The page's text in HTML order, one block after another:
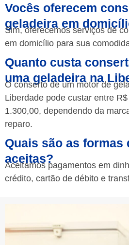
Vocês oferecem
geladeira em
Sim, oferecemos serviços de
em domicílio para sua
Quanto custa
uma geladeira na
O conserto de um motor de
Liberdade pode custar entre
1.300,00, dependendo da
reparo.
Quais são as formas
aceitas?
Aceitamos pagamentos em
crédito, cartão de débito e